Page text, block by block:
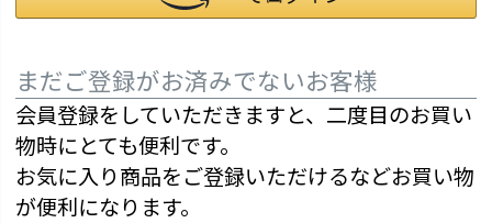
まだご登録がお済みでないお客様
会員登録をしていただきますと、二度目のお買い
物時にとても便利です。
お気に入り商品をご登録いただけるなどお買い物
が便利になります。